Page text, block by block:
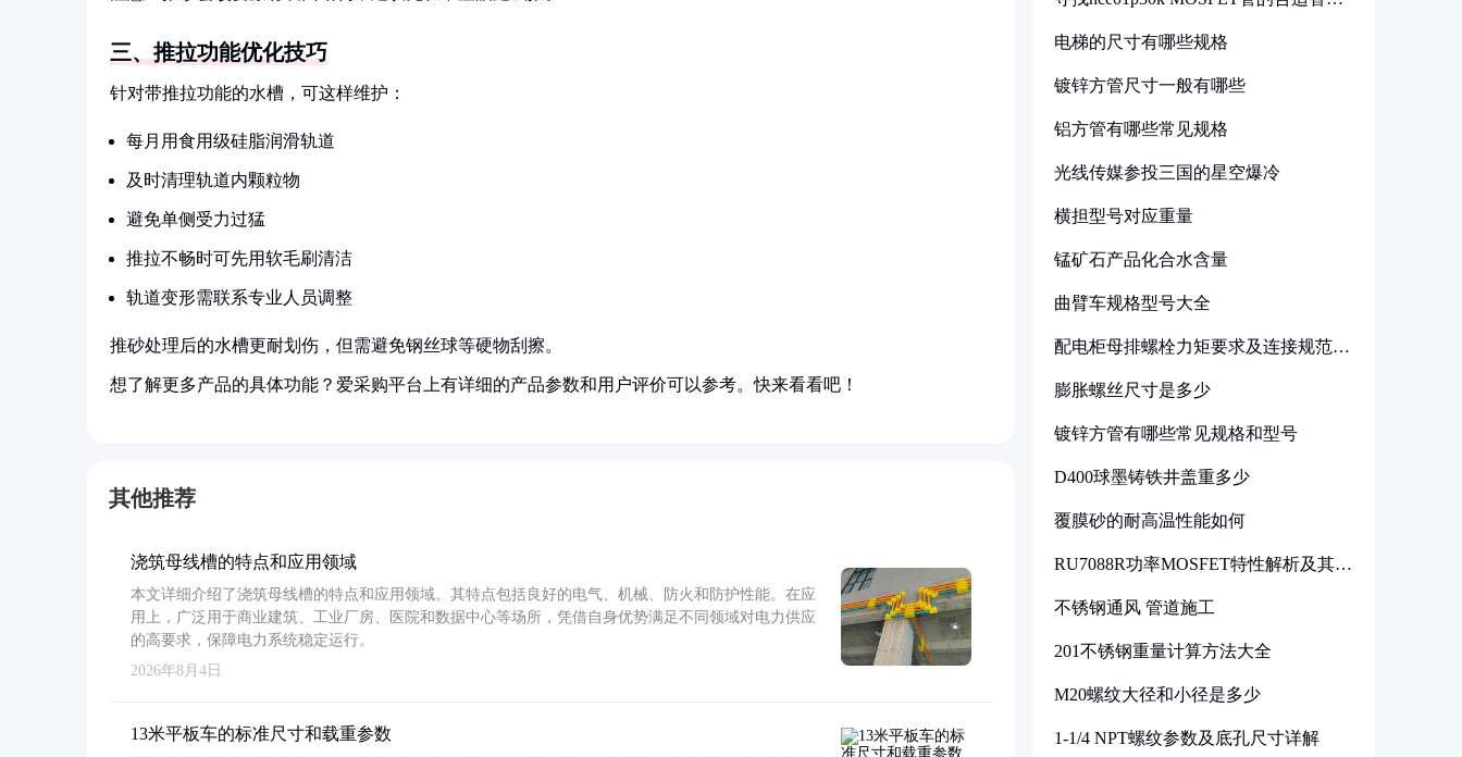
三、推拉功能优化技巧
针对带推拉功能的水槽，可这样维护：
每月用食用级硅脂润滑轨道
及时清理轨道内颗粒物
避免单侧受力过猛
推拉不畅时可先用软毛刷清洁
轨道变形需联系专业人员调整
推砂处理后的水槽更耐划伤，但需避免钢丝球等硬物刮擦。
想了解更多产品的具体功能？爱采购平台上有详细的产品参数和用户评价可以参考。快来看看吧！
其他推荐
浇筑母线槽的特点和应用领域
本文详细介绍了浇筑母线槽的特点和应用领域。其特点包括良好的电气、机械、防火和防护性能。在应
用上，广泛用于商业建筑、工业厂房、医院和数据中心等场所，凭借自身优势满足不同领域对电力供应
的高要求，保障电力系统稳定运行。
2026年8月4日
13米平板车的标准尺寸和载重参数
电梯的尺寸有哪些规格
镀锌方管尺寸一般有哪些
铝方管有哪些常见规格
光线传媒参投三国的星空爆冷
横担型号对应重量
锰矿石产品化合水含量
曲臂车规格型号大全
配电柜母排螺栓力矩要求及连接规范详
膨胀螺丝尺寸是多少
镀锌方管有哪些常见规格和型号
D400球墨铸铁井盖重多少
覆膜砂的耐高温性能如何
RU7088R功率MOSFET特性解析及其在
不锈钢通风 管道施工
201不锈钢重量计算方法大全
M20螺纹大径和小径是多少
1-1/4 NPT螺纹参数及底孔尺寸详解